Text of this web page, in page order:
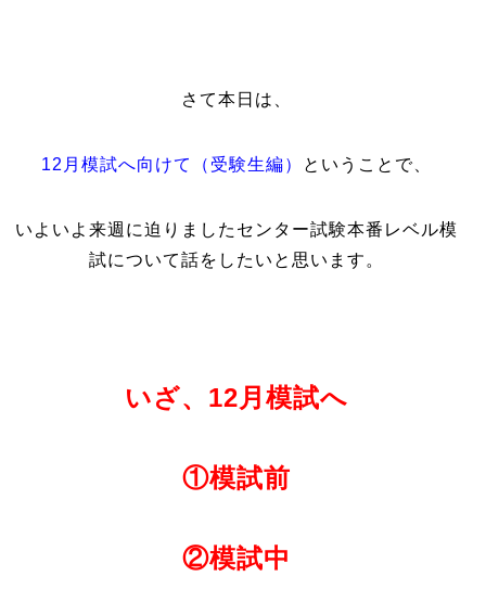
さて本日は、
12月模試へ向けて（受験生編） ということで、
いよいよ来週に迫りましたセンター試験本番レベル模
試について話をしたいと思います。
いざ、12月模試へ
①模試前
②模試中